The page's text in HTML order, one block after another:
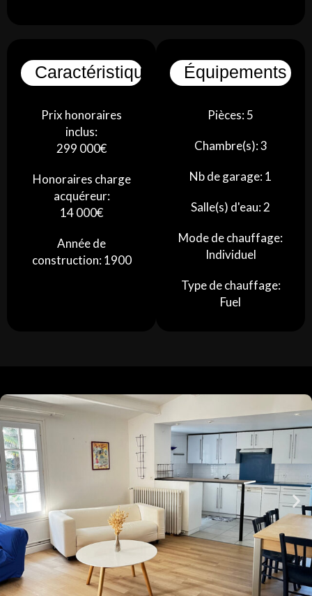
Caractéristiques
Prix honoraires
inclus:
299 000€
Honoraires charge
acquéreur:
14 000€
Année de
construction: 1900
Équipements
Pièces: 5
Chambre(s): 3
Nb de garage: 1
Salle(s) d'eau: 2
Mode de chauffage:
Individuel
Type de chauffage:
Fuel